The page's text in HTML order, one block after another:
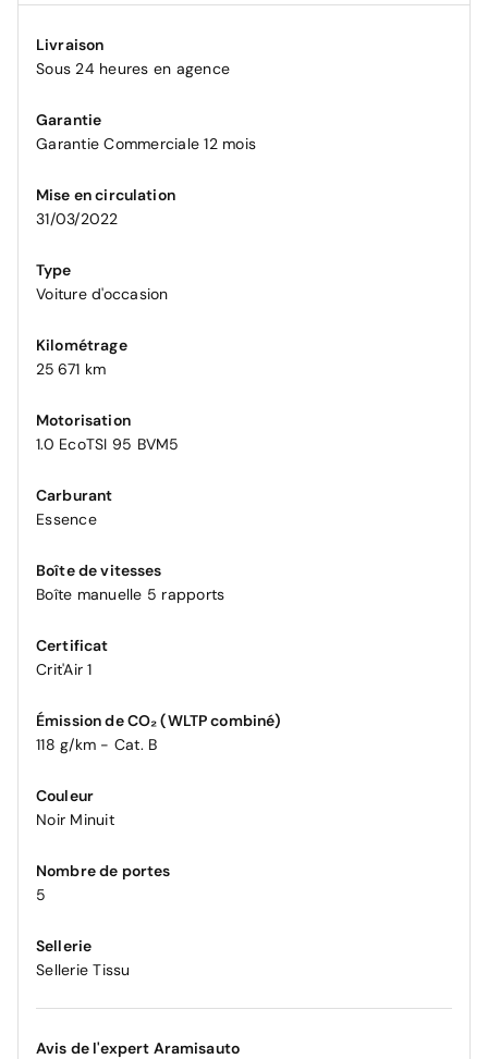
Livraison
Sous 24 heures en agence
Garantie
Garantie Commerciale 12 mois
Mise en circulation
31/03/2022
Type
Voiture d'occasion
Kilométrage
25 671 km
Motorisation
1.0 EcoTSI 95 BVM5
Carburant
Essence
Boîte de vitesses
Boîte manuelle 5 rapports
Certificat
Crit'Air 1
Émission de CO₂ (WLTP combiné)
118 g/km - Cat. B
Couleur
Noir Minuit
Nombre de portes
5
Sellerie
Sellerie Tissu
Avis de l'expert Aramisauto